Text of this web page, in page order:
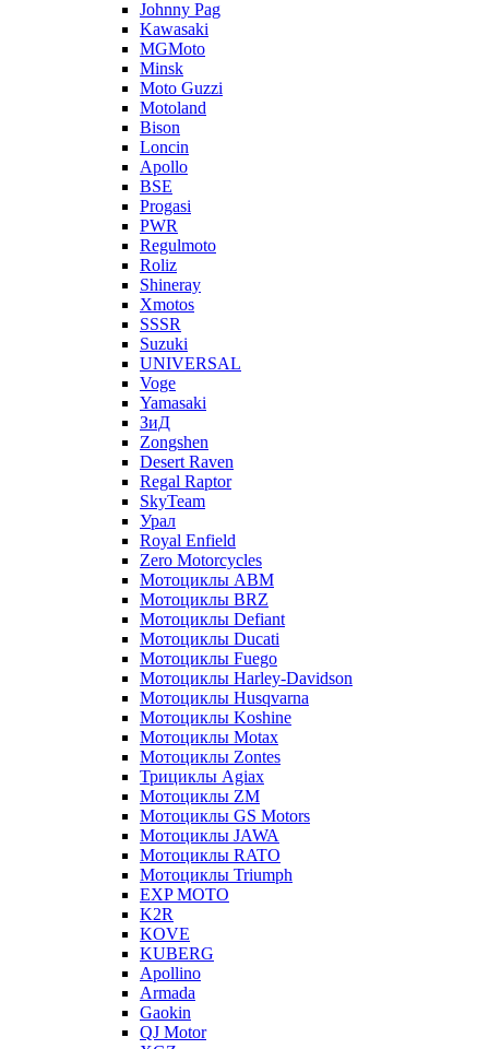
Johnny Pag
Kawasaki
MGMoto
Minsk
Moto Guzzi
Motoland
Bison
Loncin
Apollo
BSE
Progasi
PWR
Regulmoto
Roliz
Shineray
Xmotos
SSSR
Suzuki
UNIVERSAL
Voge
Yamasaki
ЗиД
Zongshen
Desert Raven
Regal Raptor
SkyTeam
Урал
Royal Enfield
Zero Motorcycles
Мотоциклы ABM
Мотоциклы BRZ
Мотоциклы Defiant
Мотоциклы Ducati
Мотоциклы Fuego
Мотоциклы Harley-Davidson
Мотоциклы Husqvarna
Мотоциклы Koshine
Мотоциклы Motax
Мотоциклы Zontes
Трициклы Agiax
Мотоциклы ZM
Мотоциклы GS Motors
Мотоциклы JAWA
Мотоциклы RATO
Мотоциклы Triumph
EXP MOTO
K2R
KOVE
KUBERG
Apollino
Armada
Gaokin
QJ Motor